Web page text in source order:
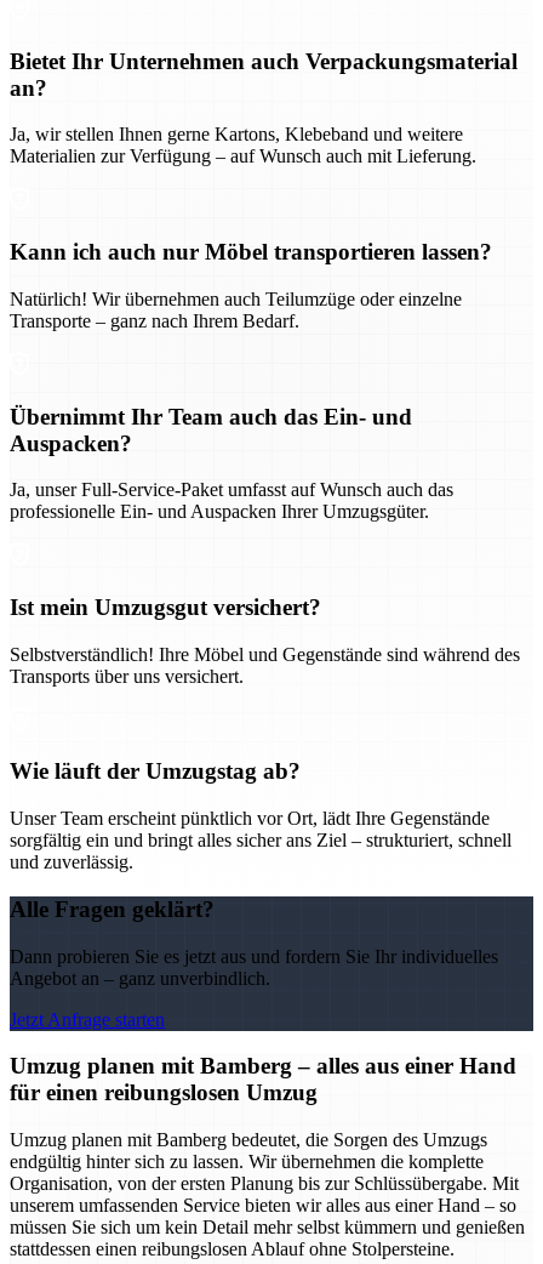
Bietet Ihr Unternehmen auch Verpackungsmaterial
an?
Ja, wir stellen Ihnen gerne Kartons, Klebeband und weitere
Materialien zur Verfügung – auf Wunsch auch mit Lieferung.
Kann ich auch nur Möbel transportieren lassen?
Natürlich! Wir übernehmen auch Teilumzüge oder einzelne
Transporte – ganz nach Ihrem Bedarf.
Übernimmt Ihr Team auch das Ein- und
Auspacken?
Ja, unser Full-Service-Paket umfasst auf Wunsch auch das
professionelle Ein- und Auspacken Ihrer Umzugsgüter.
Ist mein Umzugsgut versichert?
Selbstverständlich! Ihre Möbel und Gegenstände sind während des
Transports über uns versichert.
Wie läuft der Umzugstag ab?
Unser Team erscheint pünktlich vor Ort, lädt Ihre Gegenstände
sorgfältig ein und bringt alles sicher ans Ziel – strukturiert, schnell
und zuverlässig.
Alle Fragen geklärt?
Dann probieren Sie es jetzt aus und fordern Sie Ihr individuelles
Angebot an – ganz unverbindlich.
Jetzt Anfrage starten
Umzug planen mit Bamberg – alles aus einer Hand
für einen reibungslosen Umzug
Umzug planen mit Bamberg bedeutet, die Sorgen des Umzugs
endgültig hinter sich zu lassen. Wir übernehmen die komplette
Organisation, von der ersten Planung bis zur Schlüssübergabe. Mit
unserem umfassenden Service bieten wir alles aus einer Hand – so
müssen Sie sich um kein Detail mehr selbst kümmern und genießen
stattdessen einen reibungslosen Ablauf ohne Stolpersteine.